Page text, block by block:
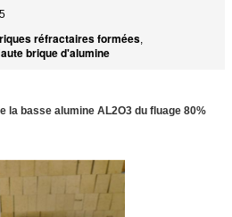
réfractaires formées,
brique d'alumine
la basse alumine AL2O3 du fluage 80%